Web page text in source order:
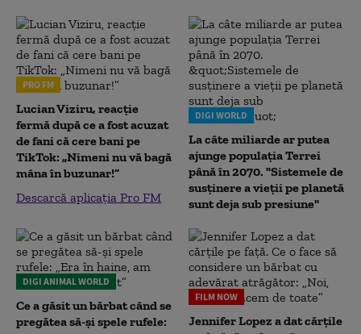
PRO FM
Lucian Viziru, reacție
fermă după ce a fost acuzat
de fani că cere bani pe
TikTok: „Nimeni nu vă bagă
mâna în buzunar!”
Descarcă aplicația Pro FM
DIGI WORLD
La câte miliarde ar putea
ajunge populația Terrei
până în 2070. "Sistemele de
susținere a vieții pe planetă
sunt deja sub presiune"
DIGI ANIMAL WORLD
Ce a găsit un bărbat când se
pregătea să-și spele rufele:
FILM NOW
Jennifer Lopez a dat cărțile